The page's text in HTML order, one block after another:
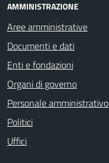
AMMINISTRAZIONE
Aree amministrative
Documenti e dati
Enti e fondazioni
Organi di governo
Personale amministrativo
Politici
Uffici